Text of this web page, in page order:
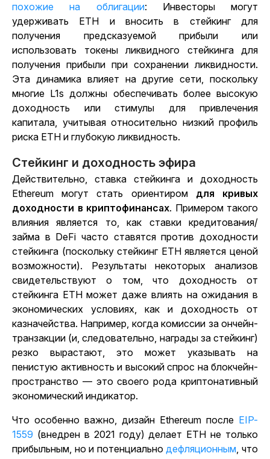
похожие на облигации: Инвесторы могут
удерживать ETH и вносить в стейкинг для
получения предсказуемой прибыли или
использовать токены ликвидного стейкинга для
получения прибыли при сохранении ликвидности.
Эта динамика влияет на другие сети, поскольку
многие L1s должны обеспечивать более высокую
доходность или стимулы для привлечения
капитала, учитывая относительно низкий профиль
риска ETH и глубокую ликвидность.
Стейкинг и доходность эфира
Действительно, ставка стейкинга и доходность
Ethereum могут стать ориентиром для кривых
доходности в криптофинансах. Примером такого
влияния является то, как ставки кредитования/
займа в DeFi часто ставятся против доходности
стейкинга (поскольку стейкинг ETH является ценой
возможности). Результаты некоторых анализов
свидетельствуют о том, что доходность от
стейкинга ETH может даже влиять на ожидания в
экономических условиях, как и доходность от
казначейства. Например, когда комиссии за ончейн-
транзакции (и, следовательно, награды за стейкинг)
резко вырастают, это может указывать на
пенистую активность и высокий спрос на блокчейн-
пространство — это своего рода криптонативный
экономический индикатор.
Что особенно важно, дизайн Ethereum после EIP-
1559 (внедрен в 2021 году) делает ETH не только
прибыльным, но и потенциальнодефляционным, что